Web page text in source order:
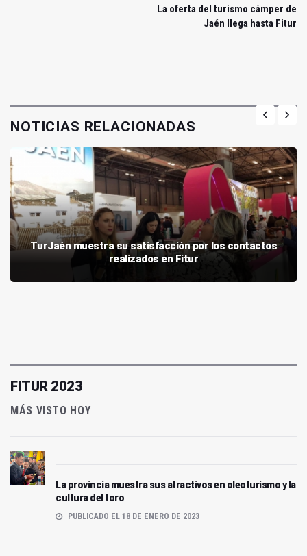
La oferta del turismo cámper de
Jaén llega hasta Fitur
NOTICIAS RELACIONADAS
TurJaén muestra su satisfacción por los contactos
realizados en Fitur
FITUR 2023
MÁS VISTO HOY
La provincia muestra sus atractivos en oleoturismo y la
cultura del toro
PUBLICADO EL 18 DE ENERO DE 2023